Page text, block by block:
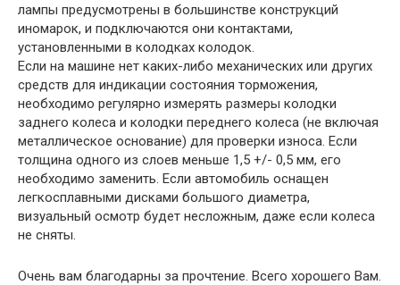
лампы предусмотрены в большинстве конструкций
иномарок, и подключаются они контактами,
установленными в колодках колодок.
Если на машине нет каких-либо механических или других
средств для индикации состояния торможения,
необходимо регулярно измерять размеры колодки
заднего колеса и колодки переднего колеса (не включая
металлическое основание) для проверки износа. Если
толщина одного из слоев меньше 1,5 +/- 0,5 мм, его
необходимо заменить. Если автомобиль оснащен
легкосплавными дисками большого диаметра,
визуальный осмотр будет несложным, даже если колеса
не сняты.
Очень вам благодарны за прочтение. Всего хорошего Вам.